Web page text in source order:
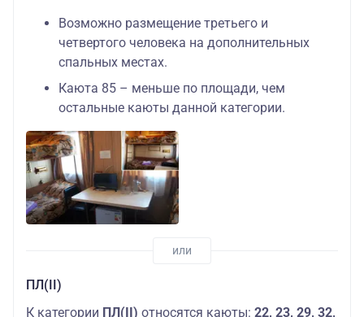
Возможно размещение третьего и
четвертого человека на дополнительных
спальных местах.
Каюта 85 – меньше по площади, чем
остальные каюты данной категории.
ПЛ(II)
К категории ПЛ(II) относятся каюты: 22, 23, 29, 32,